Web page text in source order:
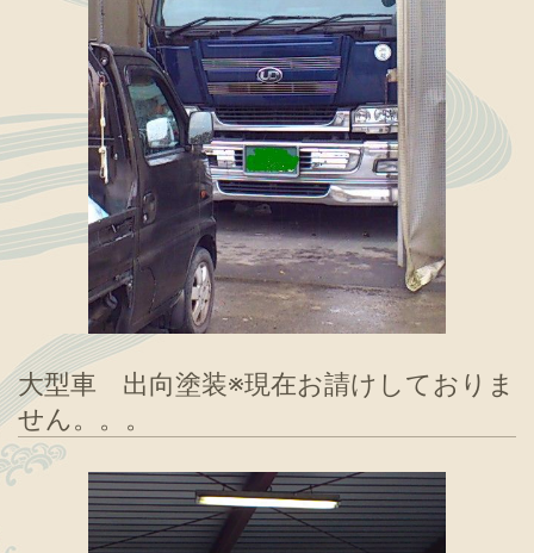
大型車 出向塗装※現在お請けしておりま
せん。。。